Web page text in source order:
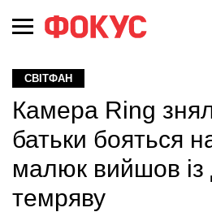
СВІТФАН
Камера Ring
батьки бояться
малюк вийшов із
темряву